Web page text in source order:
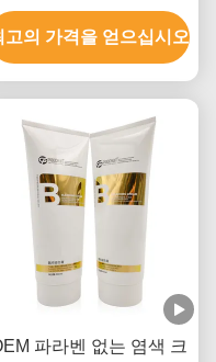
헤어 블리칭 9 레벨
고의 가격을 얻으십시오
파라벤 없는 염색 크